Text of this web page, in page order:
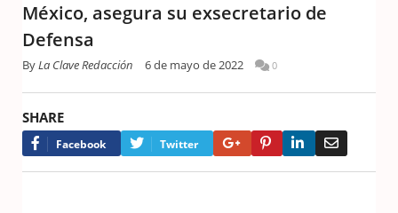
México, asegura su exsecretario de
Defensa
ByLa Clave Redacción 6 de mayo de 2022 0
SHARE
Facebook Twitter Google+PinterestLinkedIn